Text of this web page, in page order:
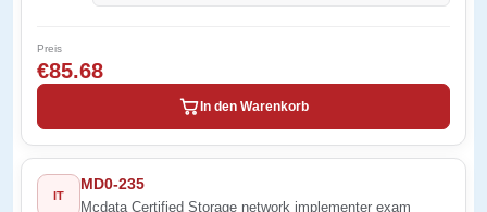
Preis
€85.68
In den Warenkorb
IT
MD0-235
Mcdata Certified Storage network implementer exam